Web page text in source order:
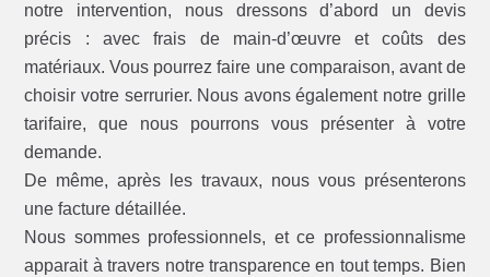
notre intervention, nous dressons d’abord un devis
précis : avec frais de main-d’œuvre et coûts des
matériaux. Vous pourrez faire une comparaison, avant de
choisir votre serrurier. Nous avons également notre grille
tarifaire, que nous pourrons vous présenter à votre
demande.
De même, après les travaux, nous vous présenterons
une facture détaillée.
Nous sommes professionnels, et ce professionnalisme
apparait à travers notre transparence en tout temps. Bien